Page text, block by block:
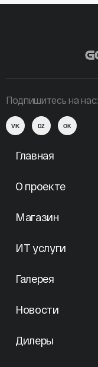
Подпишитесь на нас:
VK DZ OK
Главная
О проекте
Магазин
ИТ услуги
Галерея
Новости
Дилеры